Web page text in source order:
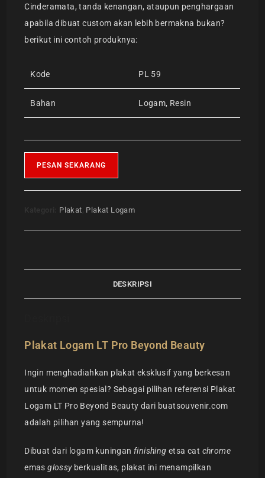
Cinderamata, tanda kenangan, ataupun penghargaan
apabila dibuat custom akan lebih bermakna bukan?
berikut ini contoh produknya:
Kode PL 59
Bahan Logam, Resin
PESAN SEKARANG
Plakat Plakat Logam
DESKRIPSI
Plakat Logam LT Pro Beyond Beauty
Ingin menghadiahkan plakat eksklusif yang berkesan
untuk momen spesial? Sebagai pilihan referensi Plakat
Logam LT Pro Beyond Beauty dari buatsouvenir.com
adalah pilihan yang sempurna!
Dibuat dari logam kuningan finishing etsa cat chrome
emasglossyberkualitas, plakat ini menampilkan